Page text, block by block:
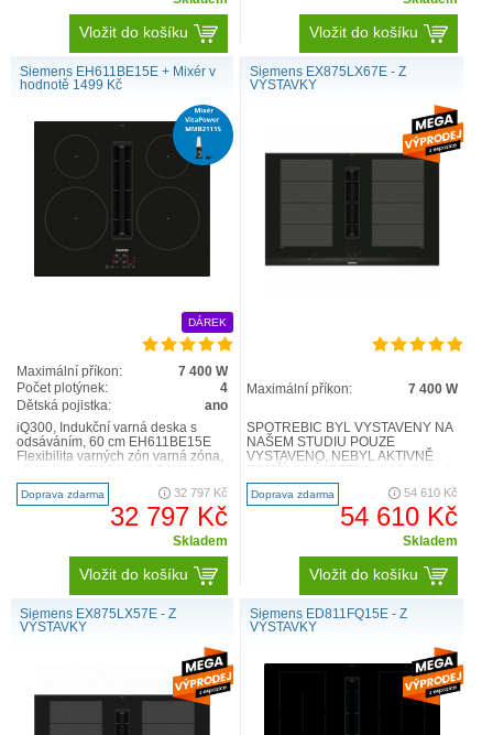
Vložit do košíku Vložit do košíku
Siemens EH611BE15E + Mixér v
hodnotě 1499 Kč
DÁREK
Maximální příkon:
7 400 W
Počet plotýnek:
4
Dětská pojistka:
ano
iQ300, Indukční varná deska s
odsáváním, 60 cm EH611BE15E
Flexibilita varných zón varná zóna,
výkon 3.7 kW) ..
Doprava zdarma 32 797 Kč
32 797 Kč
Skladem
Vložit do košíku
Siemens EX875LX67E - Z
VÝSTAVKY
Maximální příkon: 7 400 W
SPOTŘEBIČ BYL VYSTAVENÝ NA
NAŠEM STUDIU POUZE
VYSTAVENO, NEBYL AKTIVNĚ
deska s odsáváním 80 cm
EX875LX67E ..
Doprava zdarma 54 610 Kč
54 610 Kč
Skladem
Vložit do košíku
Siemens EX875LX57E - Z
VÝSTAVKY
Siemens ED811FQ15E - Z
VÝSTAVKY